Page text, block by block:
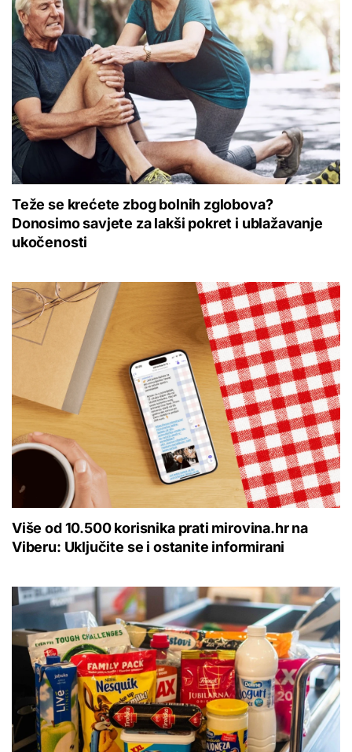
Teže se krećete zbog bolnih zglobova?
Donosimo savjete za lakši pokret i ublažavanje
ukočenosti
Više od 10.500 korisnika prati mirovina.hr na
Viberu: Uključite se i ostanite informirani